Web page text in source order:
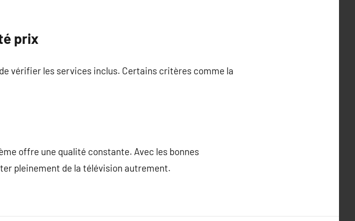
prix
vérifier les services inclus. Certains critères comme la
offre une qualité constante. Avec les bonnes
pleinement de la télévision autrement.